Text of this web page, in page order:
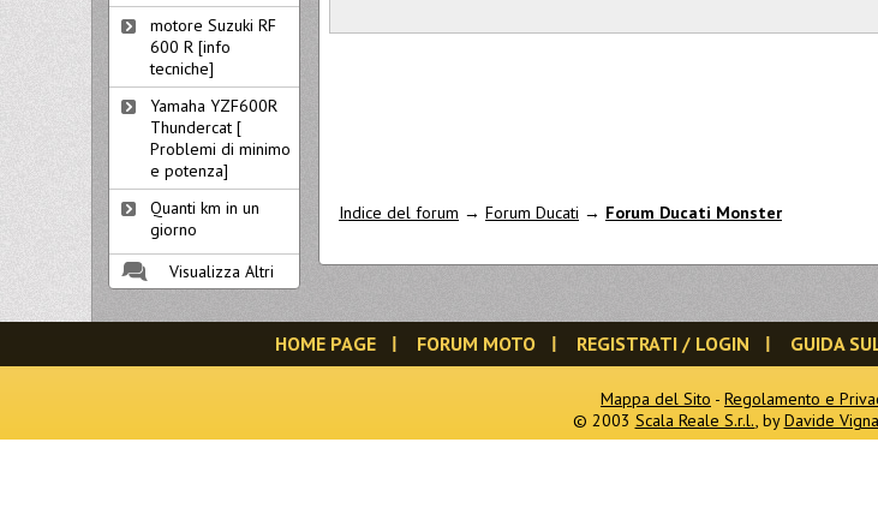
Indice del forum → Forum Ducati → Forum Ducati Monster
motore Suzuki RF
600 R [info
tecniche]
Yamaha YZF600R
Thundercat [
Problemi di minimo
e potenza]
Quanti km in un
giorno
Visualizza Altri
HOME PAGE FORUM MOTO REGISTRATI / LOGIN GUIDA
Mappa del Sito - Regolamento e
© 2003 Scala Reale S.r.l., byDavide